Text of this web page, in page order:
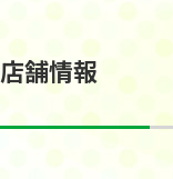
店舗情報